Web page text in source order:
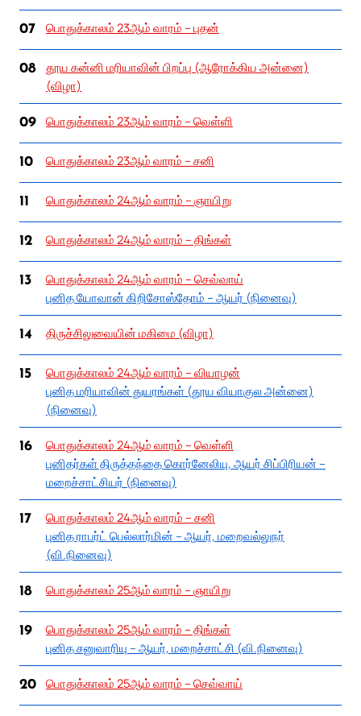
07 பொதுக்காலம் 23ஆம் வாரம் – புதன்
08
தூய கன்னி மரியாவின் பிறப்பு (ஆரோக்கிய அன்னை)
(விழா)
09 பொதுக்காலம் 23ஆம் வாரம் – வெள்ளி
10 பொதுக்காலம் 23ஆம் வாரம் – சனி
11 பொதுக்காலம் 24ஆம் வாரம் – ஞாயிறு
12 பொதுக்காலம் 24ஆம் வாரம் – திங்கள்
13
பொதுக்காலம் 24ஆம் வாரம் – செவ்வாய்
புனித யோவான் கிறிசோஸ்தோம் – ஆயர் (நினைவு)
14 திருச்சிலுவையின் மகிமை (விழா)
15
பொதுக்காலம் 24ஆம் வாரம் – வியாழன்
புனித மரியாவின் துயரங்கள் (தூய வியாகுல அன்னை)
(நினைவு)
16
பொதுக்காலம் 24ஆம் வாரம் – வெள்ளி
புனிதர்கள் திருத்தந்தை கொர்னேலியு, ஆயர் சிப்பிரியன் –
மறைச்சாட்சியர் (நினைவு)
17
பொதுக்காலம் 24ஆம் வாரம் – சனி
புனித ராபர்ட் பெல்லார்மின் – ஆயர், மறைவல்லுநர்
(வி.நினைவு)
18 பொதுக்காலம் 25ஆம் வாரம் – ஞாயிறு
19
பொதுக்காலம் 25ஆம் வாரம் – திங்கள்
புனித சனுவாரியு – ஆயர், மறைச்சாட்சி (வி.நினைவு)
20 பொதுக்காலம் 25ஆம் வாரம் – செவ்வாய்